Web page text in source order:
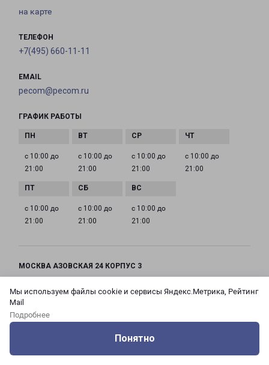
Мы используем файлы cookie и сервисы Яндекс.Метрика, Рейтинг
Mail
Подробнее
Понятно
на карте
ТЕЛЕФОН
+7(495) 660-11-11
EMAIL
pecom@pecom.ru
ГРАФИК РАБОТЫ
с 10:00 до
21:00
с 10:00 до
21:00
с 10:00 до
21:00
с 10:00 до
21:00
с 10:00 до
21:00
с 10:00 до
21:00
с 10:00 до
21:00
МОСКВА АЗОВСКАЯ 24 КОРПУС 3
Азовская, дом 24, корпус 3
на карте